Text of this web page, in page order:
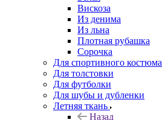
Вискоза
Из денима
Из льна
Плотная рубашка
Сорочка
Для спортивного костюма
Для толстовки
Для футболки
Для шубы и дубленки
Летняя ткань
Назад